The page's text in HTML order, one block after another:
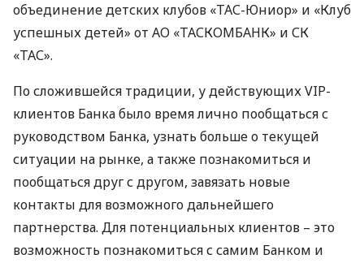
объединение детских клубов «ТАС-Юниор» и «Клуб
успешных детей» от АО «ТАСКОМБАНК» и СК
«ТАС».
По сложившейся традиции, у действующихVIP-
клиентов Банка было время лично пообщаться с
руководством Банка, узнать больше о текущей
ситуации на рынке, а также познакомиться и
пообщаться друг с другом, завязать новые
контакты для возможного дальнейшего
партнерства. Для потенциальных клиентов – это
возможность познакомиться с самим Банком и